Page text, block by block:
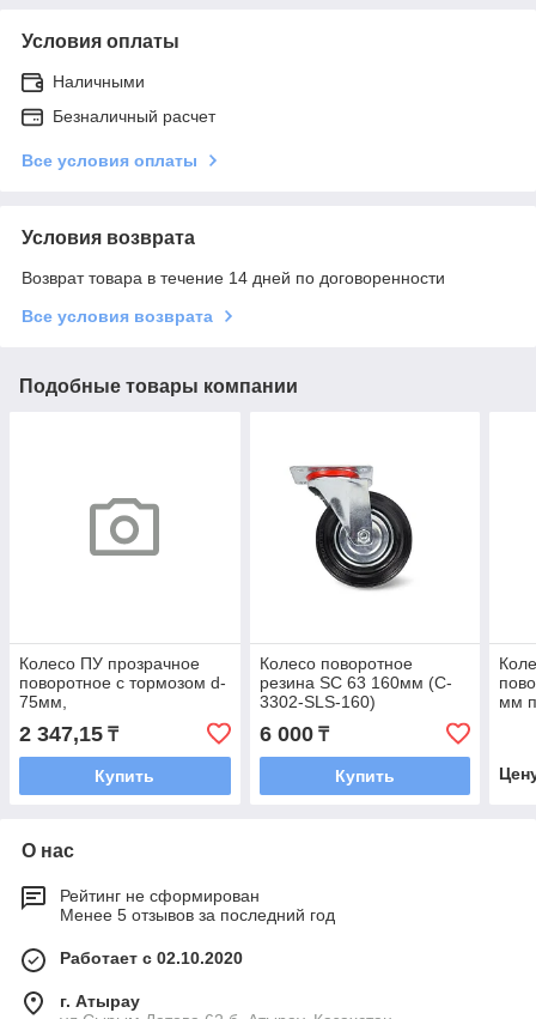
Условия оплаты
Наличными
Безналичный расчет
Все условия оплаты
Условия возврата
Возврат товара в течение 14 дней по договоренности
Все условия возврата
Подобные товары компании
Колесо ПУ прозрачное
поворотное с тормозом d-
75мм,
крепление платформенное//
Сибртех
2 347,15 ₸
Купить
Колесо поворотное
резина SC 63 160мм (C-
3302-SLS-160)
6 000₸
Купить
мм
О нас
Рейтинг не сформирован
Менее 5 отзывов за последний год
Работает с 02.10.2020
г. Атырау